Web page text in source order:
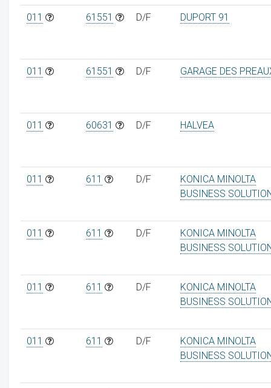
011 61551 D/F DUPORT 91
011 61551 D/F GARAGE DES
011 60631 D/F HALVEA
011 611 D/F
KONICA MINOLTA
BUSINESS
011 611 D/F
KONICA MINOLTA
BUSINESS
011 611 D/F
KONICA MINOLTA
BUSINESS
011 611 D/F
KONICA MINOLTA
BUSINESS